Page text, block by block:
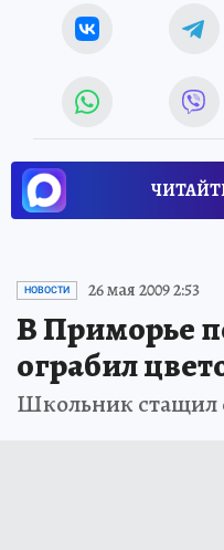
НОВОСТИ 26 мая 2009 2:53
В Приморье
ограбил
Школьник стащил